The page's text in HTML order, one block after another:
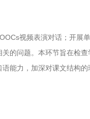
视频表演对话；开展
的问题。本环节旨在检查
能力，加深对课文结构